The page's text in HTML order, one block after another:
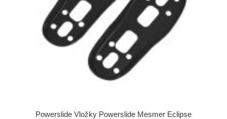
Powerslide Vložky Powerslide Mesmer Eclipse